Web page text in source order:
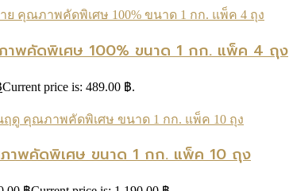
าพคัดพิเศษ 100% ขนาด 1 กก. แพ็ค 4 ถุง
Current price is: 489.00 ฿.
าพคัดพิเศษ ขนาด 1 กก. แพ็ค 10 ถุง